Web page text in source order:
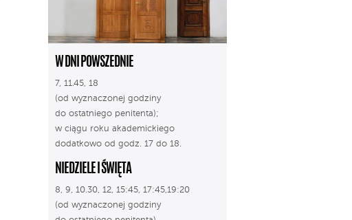
W DNI POWSZEDNIE
7, 11.45, 18
(od wyznaczonej godziny
do ostatniego penitenta);
w ciągu roku akademickiego
dodatkowo od godz. 17 do 18.
NIEDZIELE I ŚWIĘTA
8, 9, 10.30, 12, 15:45, 17:45,19:20
(od wyznaczonej godziny